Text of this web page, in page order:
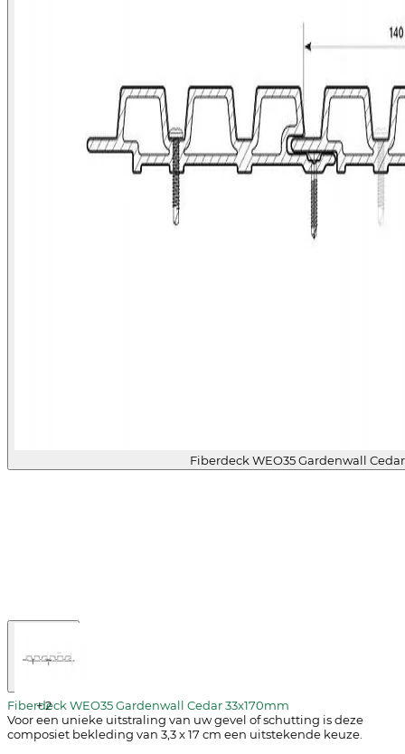
Fiberdeck WEO35 Gardenwall
+2
Fiberdeck WEO35 Gardenwall Cedar 33x170mm
Voor een unieke uitstraling van uw gevel of schutting is deze
composiet bekleding van 3,3 x 17 cm een uitstekende keuze.